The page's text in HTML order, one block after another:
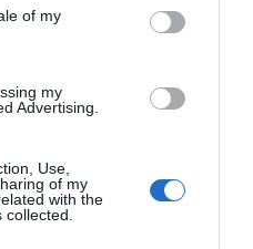
of my
my
Advertising.
Use,
of my
with the
Els entrellats de la
Garrofé
duplicitats de
plataformes de